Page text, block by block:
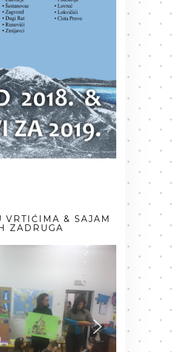
VRTIĆIMA & SAJAM
ZADRUGA